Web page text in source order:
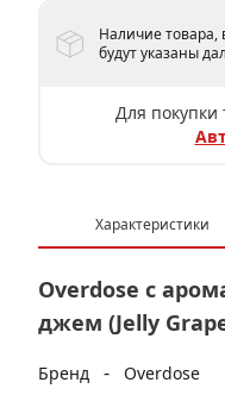
Наличие товара,
будут указаны
Для покупки
Характеристики
Overdose с
джем (Jelly
Бренд -
Overdose